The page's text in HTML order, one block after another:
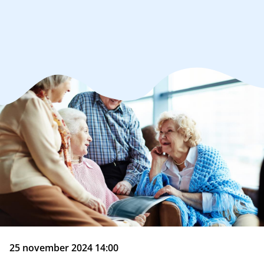
25 november 2024 14:00